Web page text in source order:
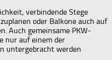
verbindende Stege
oder Balkone auch auf
Auch gemeinsame PKW-
nur auf einem der
untergebracht werden